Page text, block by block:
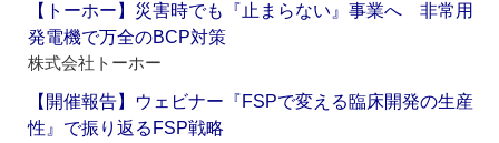
【トーホー】災害時でも『止まらない』事業へ 非常用
発電機で万全のBCP対策
株式会社トーホー
【開催報告】ウェビナー『FSPで変える臨床開発の生産
性』で振り返るFSP戦略